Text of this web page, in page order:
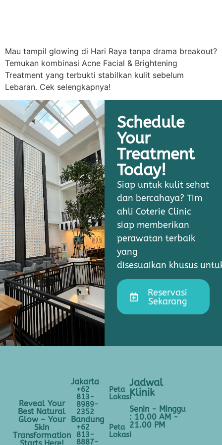
Mau tampil glowing di Hari Raya tanpa drama breakout?
Temukan kombinasi Acne Facial & Brightening
Treatment yang terbukti stabilkan kulit sebelum
Lebaran. Cek selengkapnya!
Schedule
Your
Treatment
Today!
Siap untuk kulit sehat
dan bercahaya? Tim
ahli Coterie Clinic
siap memberikan
perawatan terbaik
yang
disesuaikan khusus
Reservasi
Sekarang
Reveal Your
Best Natural
Glow – Your
Skin
Transformation
Starts Here!
Jakarta
+62
813-
8989-
2352
Peta
Lokasi
Bandung
+62
813-
8887-
Peta
Lokasi
Jadwal
Klinik
Senin - Minggu
: 10.00 AM -
21.00 PM